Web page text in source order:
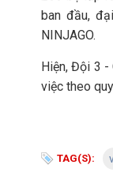
ban đầu,
NINJAGO.
Hiện, Đội 3 -
việc theo
TAG(S):